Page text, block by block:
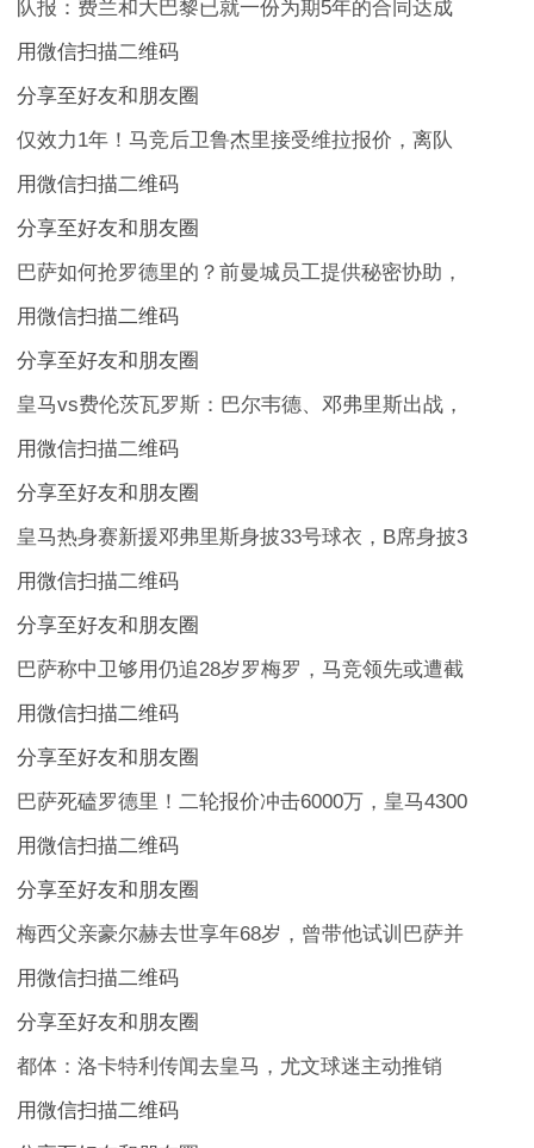
队报：费兰和大巴黎已就一份为期5年的合同达成
用微信扫描二维码
分享至好友和朋友圈
仅效力1年！马竞后卫鲁杰里接受维拉报价，离队
用微信扫描二维码
分享至好友和朋友圈
巴萨如何抢罗德里的？前曼城员工提供秘密协助，
用微信扫描二维码
分享至好友和朋友圈
皇马vs费伦茨瓦罗斯：巴尔韦德、邓弗里斯出战，
用微信扫描二维码
分享至好友和朋友圈
皇马热身赛新援邓弗里斯身披33号球衣，B席身披3
用微信扫描二维码
分享至好友和朋友圈
巴萨称中卫够用仍追28岁罗梅罗，马竞领先或遭截
用微信扫描二维码
分享至好友和朋友圈
巴萨死磕罗德里！二轮报价冲击6000万，皇马4300
用微信扫描二维码
分享至好友和朋友圈
梅西父亲豪尔赫去世享年68岁，曾带他试训巴萨并
用微信扫描二维码
分享至好友和朋友圈
都体：洛卡特利传闻去皇马，尤文球迷主动推销
用微信扫描二维码